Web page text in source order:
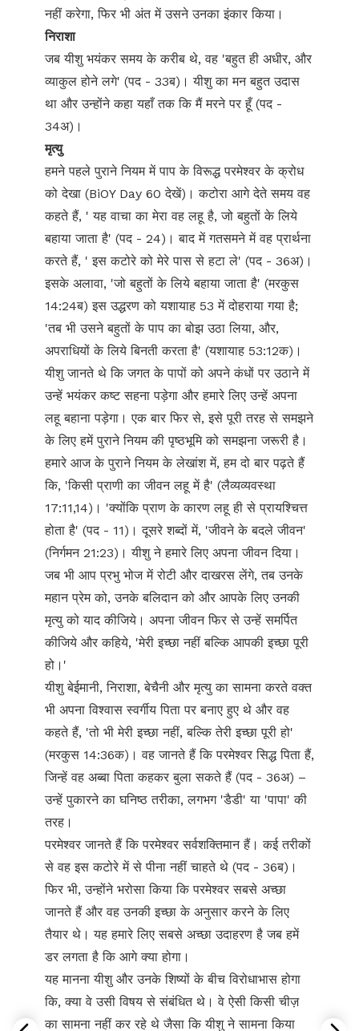
नहीं करेगा, फिर भी अंत में उसने उनका इंकार किया।
निराशा
जब यीशु भयंकर समय के करीब थे, वह 'बहुत ही अधीर, और
व्याकुल होने लगे' (पद - 33ब)। यीशु का मन बहुत उदास
था और उन्होंने कहा यहाँ तक कि मैं मरने पर हूँ (पद -
34अ)।
मृत्यु
हमने पहले पुराने नियम में पाप के विरूद्ध परमेश्वर के क्रोध
को देखा (BiOY Day 60 देखें)। कटोरा आगे देते समय वह
कहते हैं, ' यह वाचा का मेरा वह लहू है, जो बहुतों के लिये
बहाया जाता है' (पद - 24)। बाद में गतसमने में वह प्रार्थना
करते हैं, ' इस कटोरे को मेरे पास से हटा ले' (पद - 36अ)।
इसके अलावा, 'जो बहुतों के लिये बहाया जाता है' (मरकुस
14:24ब) इस उद्धरण को यशायाह 53 में दोहराया गया है;
'तब भी उसने बहुतों के पाप का बोझ उठा लिया, और,
अपराधियों के लिये बिनती करता है' (यशायाह 53:12क)।
यीशु जानते थे कि जगत के पापों को अपने कंधों पर उठाने में
उन्हें भयंकर कष्ट सहना पड़ेगा और हमारे लिए उन्हें अपना
लहू बहाना पड़ेगा। एक बार फिर से, इसे पूरी तरह से समझने
के लिए हमें पुराने नियम की पृष्ठभूमि को समझना जरूरी है।
हमारे आज के पुराने नियम के लेखांश में, हम दो बार पढ़ते हैं
कि, 'किसी प्राणी का जीवन लहू में है' (लैव्यव्यवस्था
17:11,14)। 'क्योंकि प्राण के कारण लहू ही से प्रायश्चित्त
होता है' (पद - 11)। दूसरे शब्दों में, 'जीवने के बदले जीवन'
(निर्गमन 21:23)। यीशु ने हमारे लिए अपना जीवन दिया।
जब भी आप प्रभु भोज में रोटी और दाखरस लेंगे, तब उनके
महान प्रेम को, उनके बलिदान को और आपके लिए उनकी
मृत्यु को याद कीजिये। अपना जीवन फिर से उन्हें समर्पित
कीजिये और कहिये, 'मेरी इच्छा नहीं बल्कि आपकी इच्छा पूरी
हो।'
यीशु बेईमानी, निराशा, बेचैनी और मृत्यु का सामना करते वक्त
भी अपना विश्वास स्वर्गीय पिता पर बनाए हुए थे और वह
कहते हैं, 'तो भी मेरी इच्छा नहीं, बल्कि तेरी इच्छा पूरी हो'
(मरकुस 14:36क)। वह जानते हैं कि परमेश्वर सिद्ध पिता हैं,
जिन्हें वह अब्बा पिता कहकर बुला सकते हैं (पद - 36अ) –
उन्हें पुकारने का घनिष्ठ तरीका, लगभग 'डैडी' या 'पापा' की
तरह।
परमेश्वर जानते हैं कि परमेश्वर सर्वशक्तिमान हैं। कई तरीकों
से वह इस कटोरे में से पीना नहीं चाहते थे (पद - 36ब)।
फिर भी, उन्होंने भरोसा किया कि परमेश्वर सबसे अच्छा
जानते हैं और वह उनकी इच्छा के अनुसार करने के लिए
तैयार थे। यह हमारे लिए सबसे अच्छा उदाहरण है जब हमें
डर लगता है कि आगे क्या होगा।
यह मानना यीशु और उनके शिष्यों के बीच विरोधाभास होगा
कि, क्या वे उसी विषय से संबंधित थे। वे ऐसी किसी चीज़
का सामना नहीं कर रहे थे जैसा कि यीशु ने सामना किया